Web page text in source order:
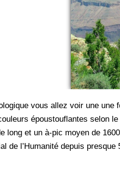
vous allez voir une
époustouflantes selon
long et un à-pic moyen de
de l’Humanité depuis presque